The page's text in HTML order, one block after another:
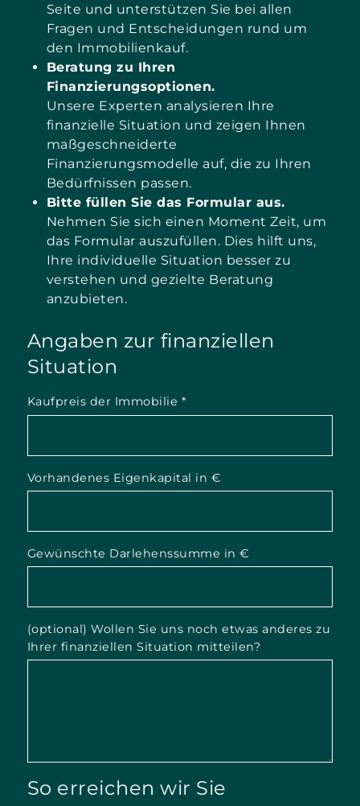
Seite und unterstützen Sie bei allen
Fragen und Entscheidungen rund um
den Immobilienkauf.
Beratung zu Ihren
Finanzierungsoptionen.
Unsere Experten analysieren Ihre
finanzielle Situation und zeigen Ihnen
maßgeschneiderte
Finanzierungsmodelle auf, die zu Ihren
Bedürfnissen passen.
Bitte füllen Sie das Formular aus.
Nehmen Sie sich einen Moment Zeit, um
das Formular auszufüllen. Dies hilft uns,
Ihre individuelle Situation besser zu
verstehen und gezielte Beratung
anzubieten.
Angaben zur finanziellen
Situation
Kaufpreis der Immobilie *
Vorhandenes Eigenkapital in €
Gewünschte Darlehenssumme in €
(optional) Wollen Sie uns noch etwas anderes zu
Ihrer finanziellen Situation mitteilen?
So erreichen wir Sie